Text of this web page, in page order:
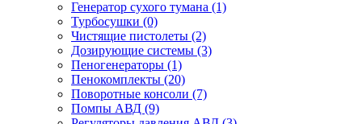
Генератор сухого тумана (1)
Турбосушки (0)
Чистящие пистолеты (2)
Дозирующие системы (3)
Пеногенераторы (1)
Пенокомплекты (20)
Поворотные консоли (7)
Помпы АВД (9)